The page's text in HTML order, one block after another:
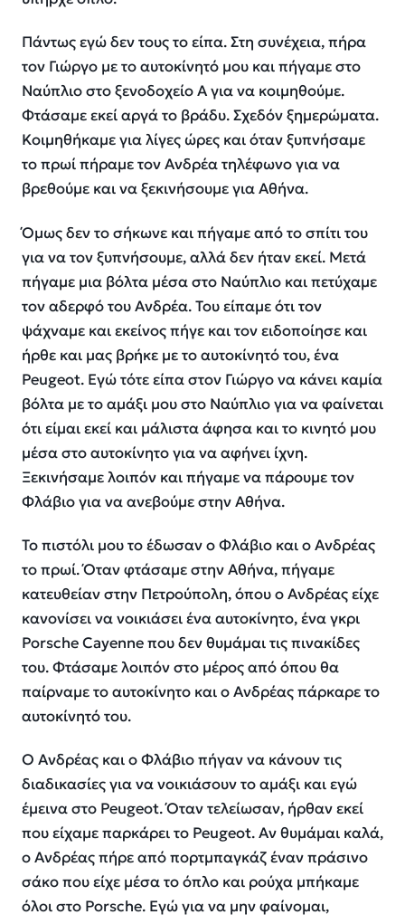
Πάντως εγώ δεν τους το είπα. Στη συνέχεια, πήρα
τον Γιώργο με το αυτοκίνητό μου και πήγαμε στο
Ναύπλιο στο ξενοδοχείο A για να κοιμηθούμε.
Φτάσαμε εκεί αργά το βράδυ. Σχεδόν ξημερώματα.
Κοιμηθήκαμε για λίγες ώρες και όταν ξυπνήσαμε
το πρωί πήραμε τον Ανδρέα τηλέφωνο για να
βρεθούμε και να ξεκινήσουμε για Αθήνα.
Όμως δεν το σήκωνε και πήγαμε από το σπίτι του
για να τον ξυπνήσουμε, αλλά δεν ήταν εκεί. Μετά
πήγαμε μια βόλτα μέσα στο Ναύπλιο και πετύχαμε
τον αδερφό του Ανδρέα. Του είπαμε ότι τον
ψάχναμε και εκείνος πήγε και τον ειδοποίησε και
ήρθε και μας βρήκε με το αυτοκίνητό του, ένα
Peugeot. Εγώ τότε είπα στον Γιώργο να κάνει καμία
βόλτα με το αμάξι μου στο Ναύπλιο για να φαίνεται
ότι είμαι εκεί και μάλιστα άφησα και το κινητό μου
μέσα στο αυτοκίνητο για να αφήνει ίχνη.
Ξεκινήσαμε λοιπόν και πήγαμε να πάρουμε τον
Φλάβιο για να ανεβούμε στην Αθήνα.
Το πιστόλι μου το έδωσαν ο Φλάβιο και ο Ανδρέας
το πρωί. Όταν φτάσαμε στην Αθήνα, πήγαμε
κατευθείαν στην Πετρούπολη, όπου ο Ανδρέας είχε
κανονίσει να νοικιάσει ένα αυτοκίνητο, ένα γκρι
Porsche Cayenne που δεν θυμάμαι τις πινακίδες
του. Φτάσαμε λοιπόν στο μέρος από όπου θα
παίρναμε το αυτοκίνητο και ο Ανδρέας πάρκαρε το
αυτοκίνητό του.
Ο Ανδρέας και ο Φλάβιο πήγαν να κάνουν τις
διαδικασίες για να νοικιάσουν το αμάξι και εγώ
έμεινα στο Peugeot. Όταν τελείωσαν, ήρθαν εκεί
που είχαμε παρκάρει το Peugeot. Αν θυμάμαι καλά,
ο Ανδρέας πήρε από πορτμπαγκάζ έναν πράσινο
σάκο που είχε μέσα το όπλο και ρούχα μπήκαμε
όλοι στο Porsche. Εγώ για να μην φαίνομαι,